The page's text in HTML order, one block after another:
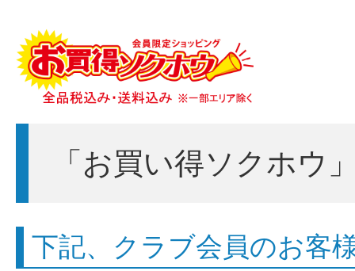
「お買い得ソクホウ
下記、クラブ会員のお客